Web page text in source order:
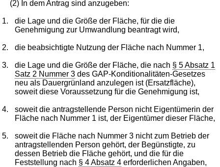
(2) In dem Antrag sind anzugeben:
1.
die Lage und die Größe der Fläche, für die die
Genehmigung zur Umwandlung beantragt wird,
2. die beabsichtigte Nutzung der Fläche nach Nummer 1,
3. die Lage und die Größe der Fläche, die nach § 5 Absatz 1
Satz 2 Nummer 3 des GAP-Konditionalitäten-Gesetzes
neu als Dauergrünland anzulegen ist (Ersatzfläche),
soweit diese Voraussetzung für die Genehmigung ist,
4.
soweit die antragstellende Person nicht Eigentümerin der
Fläche nach Nummer 1 ist, der Eigentümer dieser Fläche,
5.
soweit die Fläche nach Nummer 3 nicht zum Betrieb der
antragstellenden Person gehört, der Begünstigte, zu
dessen Betrieb die Fläche gehört, und die für die
Feststellung nach § 4 Absatz 4 erforderlichen Angaben,